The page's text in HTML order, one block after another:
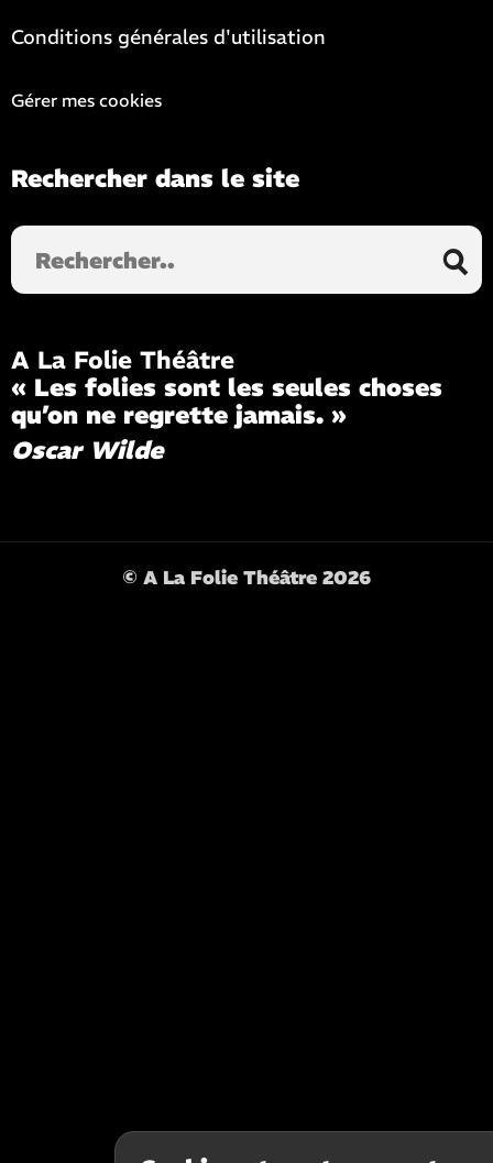
Conditions générales d'utilisation
Gérer mes cookies
Rechercher dans le site
Rechercher
dans
le
A La Folie Théâtre
« Les folies sont les seules choses
qu’on ne regrette jamais. »
Oscar Wilde
© A La Folie Théâtre 2026